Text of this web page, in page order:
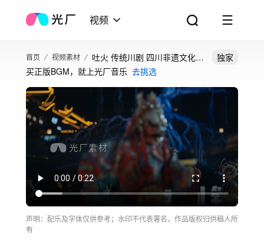
视频
首页 视频素材
吐火 传统川剧 四川非遗文化
川剧吐火
独家
买正版BGM，就上光厂音乐 去挑选
声明：配乐及字体仅供参考；水印不代表署名，作品版权归供稿人所
有